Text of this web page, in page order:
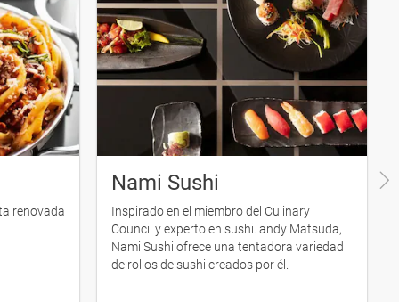
renovada
Nami Sushi
Inspirado en el miembro del Culinary
Council y experto en sushi. andy Matsuda,
Nami Sushi ofrece una tentadora variedad
de rollos de sushi creados por él.